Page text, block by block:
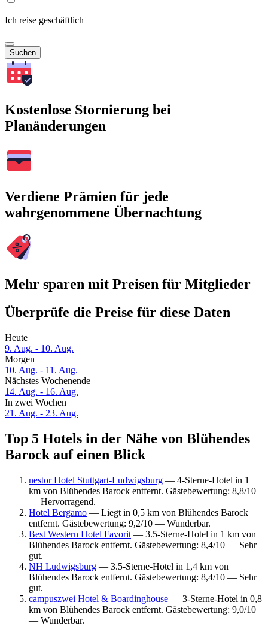
Ich reise geschäftlich
Suchen
Kostenlose Stornierung bei
Planänderungen
Verdiene Prämien für jede
wahrgenommene Übernachtung
Mehr sparen mit Preisen für Mitglieder
Überprüfe die Preise für diese Daten
Heute
9. Aug. - 10. Aug.
Morgen
10. Aug. - 11. Aug.
Nächstes Wochenende
14. Aug. - 16. Aug.
In zwei Wochen
21. Aug. - 23. Aug.
Top 5 Hotels in der Nähe von Blühendes
Barock auf einen Blick
nestor Hotel Stuttgart-Ludwigsburg — 4-Sterne-Hotel in 1
km von Blühendes Barock entfernt. Gästebewertung: 8,8/10
— Hervorragend.
Hotel Bergamo — Liegt in 0,5 km von Blühendes Barock
entfernt. Gästebewertung: 9,2/10 — Wunderbar.
Best Western Hotel Favorit — 3.5-Sterne-Hotel in 1 km von
Blühendes Barock entfernt. Gästebewertung: 8,4/10 — Sehr
gut.
NH Ludwigsburg — 3.5-Sterne-Hotel in 1,4 km von
Blühendes Barock entfernt. Gästebewertung: 8,4/10 — Sehr
gut.
campuszwei Hotel & Boardinghouse — 3-Sterne-Hotel in 0,8
km von Blühendes Barock entfernt. Gästebewertung: 9,0/10
— Wunderbar.